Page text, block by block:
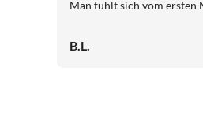
Man fühlt sich vom ersten
Hinsicht keine Wünsche
B.L.